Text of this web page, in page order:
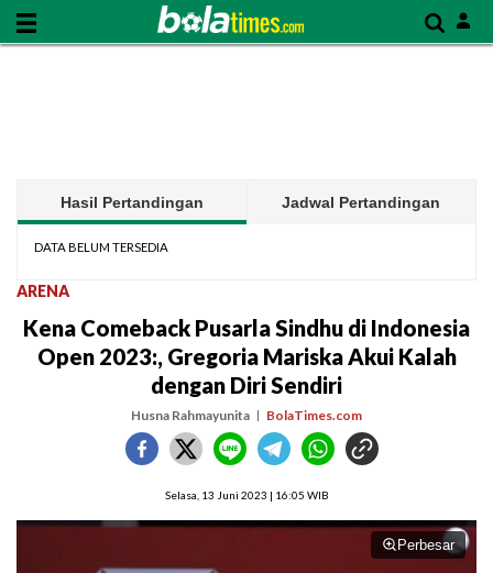
Hasil Pertandingan Jadwal Pertandingan
DATA BELUM TERSEDIA
ARENA
Kena Comeback Pusarla Sindhu di Indonesia
Open 2023:, Gregoria Mariska Akui Kalah
dengan Diri Sendiri
Husna Rahmayunita BolaTimes.com
Selasa, 13 Juni 2023 | 16:05 WIB
Perbesar